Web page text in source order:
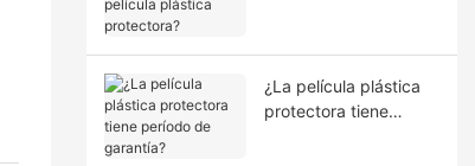
¿La película plástica
protectora tiene